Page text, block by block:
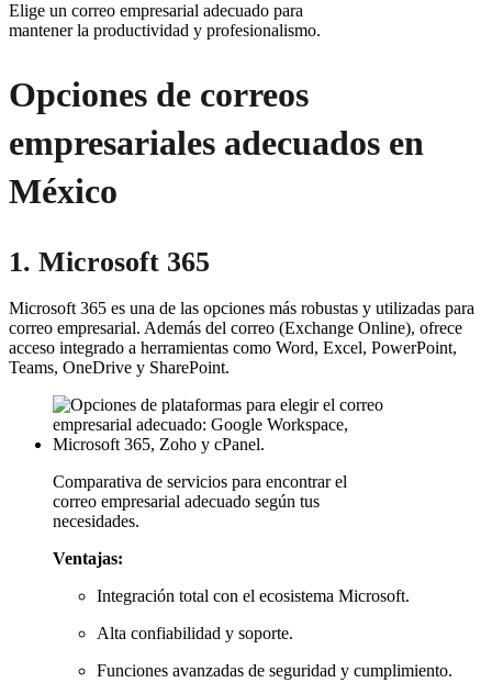
Elige un correo empresarial adecuado para
mantener la productividad y profesionalismo.
Opciones de correos
empresariales adecuados en
México
1. Microsoft 365
Microsoft 365 es una de las opciones más robustas y utilizadas para
correo empresarial. Además del correo (Exchange Online), ofrece
acceso integrado a herramientas como Word, Excel, PowerPoint,
Teams, OneDrive y SharePoint.
Comparativa de servicios para encontrar el
correo empresarial adecuado según tus
necesidades.
Ventajas:
Integración total con el ecosistema Microsoft.
Alta confiabilidad y soporte.
Funciones avanzadas de seguridad y cumplimiento.